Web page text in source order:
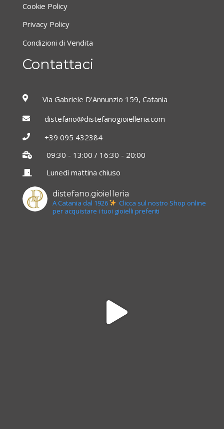
Cookie Policy
Privacy Policy
Condizioni di Vendita
Contattaci
Via Gabriele D'Annunzio 159, Catania
distefano@distefanogioielleria.com
+39 095 432384
09:30 - 13:00 / 16:30 - 20:00
Lunedì mattina chiuso
distefano.gioielleria
A Catania dal 1926
Clicca sul nostro Shop online
per acquistare i tuoi gioielli preferiti